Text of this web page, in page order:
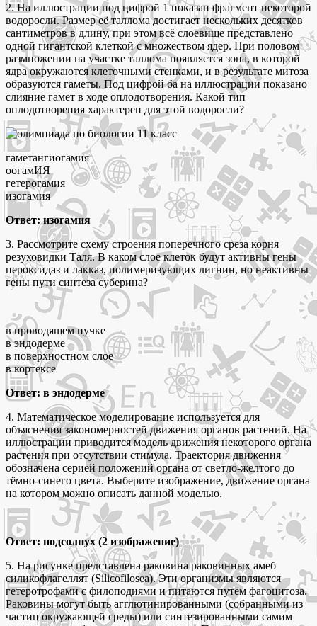
2. На иллюстрации под цифрой 1 показан фрагмент некоторой
водоросли. Размер её таллома достигает нескольких десятков
сантиметров в длину, при этом всё слоевище представлено
одной гигантской клеткой с множеством ядер. При половом
размножении на участке таллома появляется зона, в которой
ядра окружаются клеточными стенками, и в результате митоза
образуются гаметы. Под цифрой ба на иллюстрации показано
слияние гамет в ходе оплодотворения. Какой тип
оплодотворения характерен для этой водоросли?
гаметангиогамия
оогамИЯ
гетерогамия
изогамия
Ответ: изогамия
3. Рассмотрите схему строения поперечного среза корня
резуховидки Таля. В каком слое клеток будут активны гены
пероксидаз и лакказ, полимеризующих лигнин, но неактивны
гены пути синтеза суберина?
в проводящем пучке
в эндодерме
в поверхностном слое
в кортексе
Ответ: в эндодерме
4. Математическое моделирование используется для
объяснения закономерностей движения органов растений. На
иллюстрации приводится модель движения некоторого органа
растения при отсутствии стимула. Траектория движения
обозначена серией положений органа от светло-желтого до
тёмно-синего цвета. Выберите изображение, движение органа
на котором можно описать данной моделью.
Ответ: подсолнух (2 изображение)
5. На рисунке представлена раковина раковинных амеб
силикофлагеллят (Silicofilosea). Эти организмы являются
гетеротрофами с филоподиями и питаются путём фагоцитоза.
Раковины могут быть агглютинированными (собранными из
частиц окружающей среды) или синтезированными самим